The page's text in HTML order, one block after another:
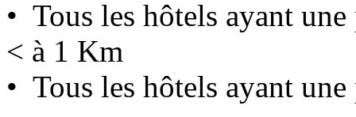
• Tous les hôtels ayant
< à 1 Km
• Tous les hôtels ayant